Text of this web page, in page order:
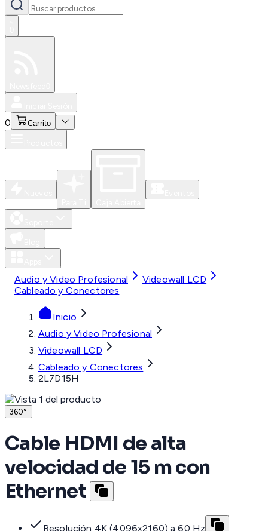
0 Carrito
Audio y Video Profesional
Videowall LCD
Cableado y Conectores
Inicio
Audio y Video Profesional
Videowall LCD
Cableado y Conectores
2L7D15H
360°
Cable HDMI de alta
velocidad de 15 m con
Ethernet
Resolución 4K (4096x2160) a 60 Hz